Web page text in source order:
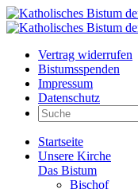
Vertrag widerrufen
Bistumsspenden
Impressum
Datenschutz
Startseite
Unsere Kirche
Das Bistum
Bischof